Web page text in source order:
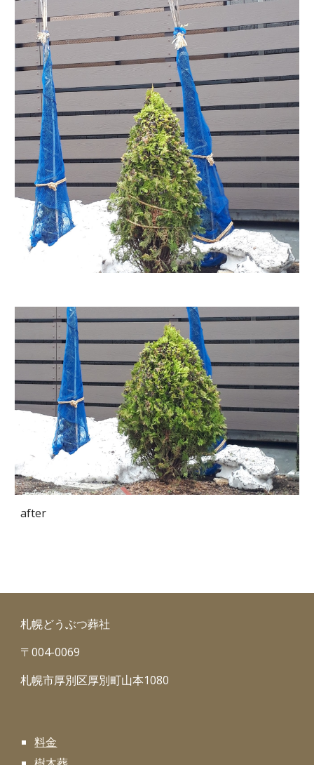
after
札幌どうぶつ葬社
〒004-0069
札幌市厚別区厚別町山本1080
料金